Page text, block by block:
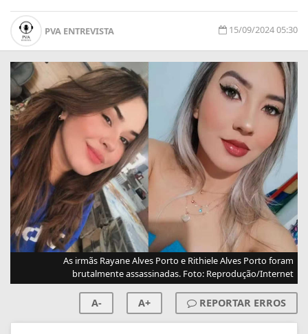
PVA ENTREVISTA 15/09/2024 05:30
As irmãs Rayane Alves Porto e Rithiele Alves Porto foram
brutalmente assassinadas. Foto: Reprodução/Internet
A- A+ REPORTAR ERROS